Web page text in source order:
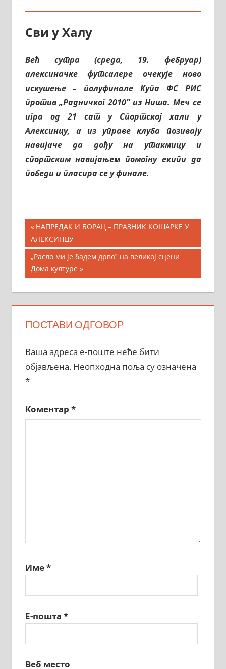
Сви у Халу
Већ сутра (среда, 19. фебруар)
алексиначке футсалере очекује ново
искушење – полуфинале Купа ФС РИС
против „Радничког 2010” из Ниша. Меч се
игра од 21 сат у Спортској хали у
Алексинцу, а из управе клуба позивају
навијаче да дођу на утакмицу и
спортским навијањем помогну екипи да
победи и пласира се у финале.
Кретање
чланка
Previous
Post:
НАПРЕДАК И БОРАЦ – ПРАЗНИК КОШАРКЕ У
АЛЕКСИНЦУ
Next
Post:
„Расло ми је бадем дрвоˮ на великој сцени
Дома културе
ПОСТАВИ ОДГОВОР
Ваша адреса е-поште неће бити
објављена. Неопходна поља су означена
*
Коментар *
Име*
Е-пошта *
Веб место